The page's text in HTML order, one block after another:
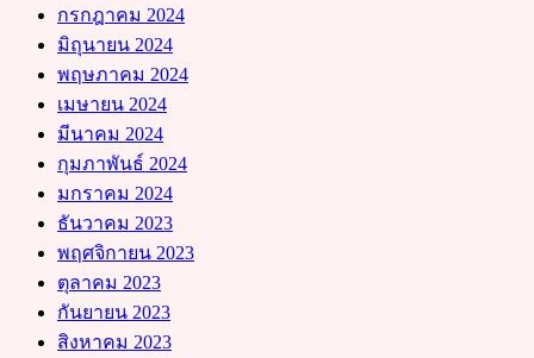
กรกฎาคม 2024
มิถุนายน 2024
พฤษภาคม 2024
เมษายน 2024
มีนาคม 2024
กุมภาพันธ์ 2024
มกราคม 2024
ธันวาคม 2023
พฤศจิกายน 2023
ตุลาคม 2023
กันยายน 2023
สิงหาคม 2023